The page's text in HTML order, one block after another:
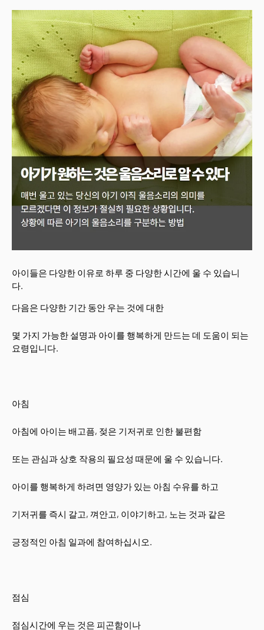
아이들은 다양한 이유로 하루 중 다양한 시간에 울 수 있습니
다.
다음은 다양한 기간 동안 우는 것에 대한
몇 가지 가능한 설명과 아이를 행복하게 만드는 데 도움이 되는
요령입니다.
아침
아침에 아이는 배고픔, 젖은 기저귀로 인한 불편함
또는 관심과 상호 작용의 필요성 때문에 울 수 있습니다.
아이를 행복하게 하려면 영양가 있는 아침 수유를 하고
기저귀를 즉시 갈고, 껴안고, 이야기하고, 노는 것과 같은
긍정적인 아침 일과에 참여하십시오.
점심
점심시간에 우는 것은 피곤함이나